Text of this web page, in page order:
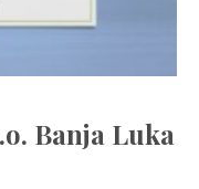
Banja Luka